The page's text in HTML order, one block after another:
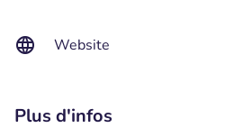
Website
Plus d'infos